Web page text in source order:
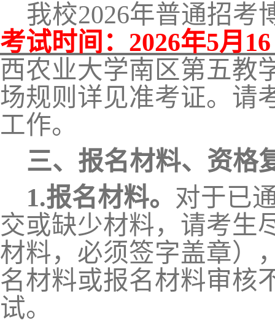
我校2026年普通招考
考试时间：2026年5月
西农业大学南区第五教
场规则详见准考证。请
工作。
三、 报名材料、资格
1.报名材料。 对于已
交或缺少材料，请考生
材料，必须签字盖章）
名材料或报名材料审核
试。